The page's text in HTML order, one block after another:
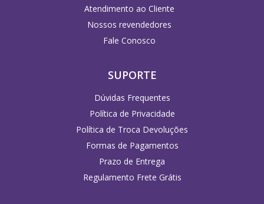
Atendimento ao Cliente
Nossos revendedores
Fale Conosco
SUPORTE
Dúvidas Frequentes
Política de Privacidade
Política de Troca Devoluções
Formas de Pagamentos
Prazo de Entrega
Regulamento Frete Grátis